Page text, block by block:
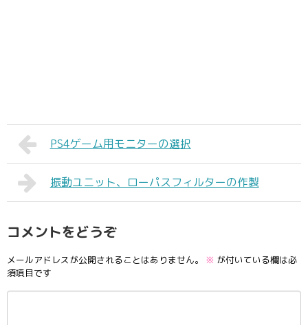
PS4ゲーム用モニターの選択
振動ユニット、ローパスフィルターの作製
コメントをどうぞ
メールアドレスが公開されることはありません。 ※ が付いている欄は必
須項目です